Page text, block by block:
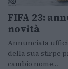
FIFA 23:
novità
Annunciata
della sua stirpe
cambio nome…